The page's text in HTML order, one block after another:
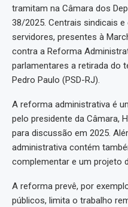
tramitam na Câmara dos
38/2025. Centrais sindicais
servidores, presentes à
contra a Reforma
parlamentares a retirada do
Pedro Paulo (PSD-RJ).
A reforma administrativa é
pelo presidente da Câmara,
para discussão em 2025.
administrativa contém
complementar e um projeto
A reforma prevê, por
públicos, limita o trabalho